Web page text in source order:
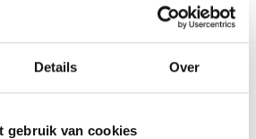
Details Over
gebruik van cookies
kunnen aan de zijkant van uw
zodat u extra contact maakt met uw
middels de extra straps bevestigd.
vastgemaakt te worden.